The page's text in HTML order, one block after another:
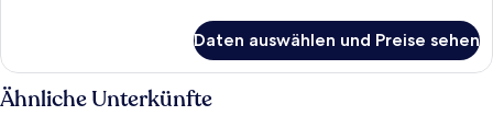
TUB
anzeigen
GUEST
ROOM
WITH
Daten auswählen und Preise sehen
Ähnliche Unterkünfte